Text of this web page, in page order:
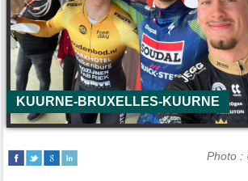
KUURNE-BRUXELLES-KUURNE
Photo :